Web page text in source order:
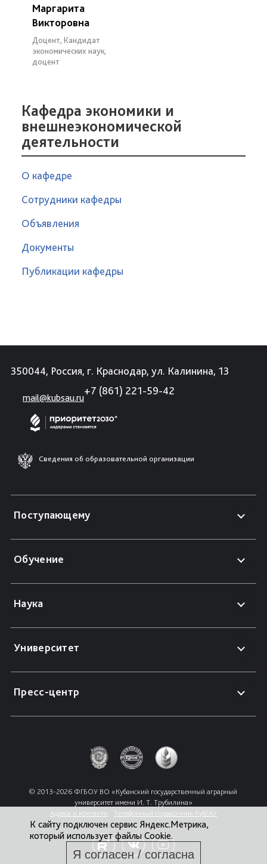
Маргарита
Викторовна
Доцент, Кандидат
экономических наук,
доцент
Кафедра экономики и
внешнеэкономической
деятельности
О кафедре
Сотрудники кафедры
Объявления
Документы
Публикации кафедры
350044, Россия, г. Краснодар, ул. Калинина, 13
mail@kubsau.ru
+7 (861) 221-59-42
Сведения об образовательной организации
Поступающему
Обучение
Наука
Университет
Пресс-центр
© 2013-2026 ФГБОУ ВО «Кубанский государственный аграрный
университет имени И. Т. Трубилина»
Адреса и контакты
Телефонный справочник КубГАУ
К сайту подключен сервис Яндекс.Метрика,
который использует файлы Cookie.
Я согласен / согласна